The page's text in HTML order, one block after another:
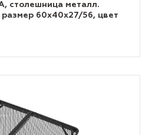
столешница металл.
60х40х27/56, цвет